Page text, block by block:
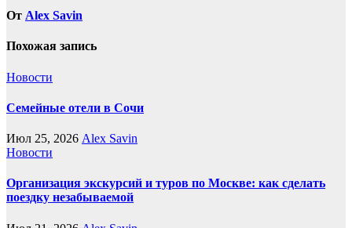
От Alex Savin
Похожая запись
Новости
Семейные отели в Сочи
Июл 25, 2026 Alex Savin
Новости
Организация экскурсий и туров по Москве: как сделать
поездку незабываемой